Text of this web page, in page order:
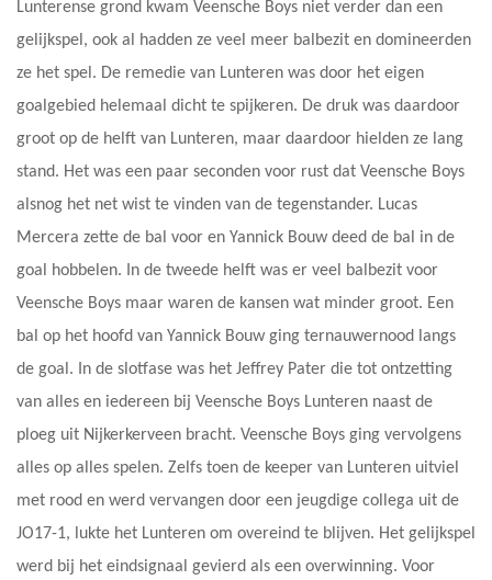
Lunterense grond kwam Veensche Boys niet verder dan een
gelijkspel, ook al hadden ze veel meer balbezit en domineerden
ze het spel. De remedie van Lunteren was door het eigen
goalgebied helemaal dicht te spijkeren. De druk was daardoor
groot op de helft van Lunteren, maar daardoor hielden ze lang
stand. Het was een paar seconden voor rust dat Veensche Boys
alsnog het net wist te vinden van de tegenstander. Lucas
Mercera zette de bal voor en Yannick Bouw deed de bal in de
goal hobbelen. In de tweede helft was er veel balbezit voor
Veensche Boys maar waren de kansen wat minder groot. Een
bal op het hoofd van Yannick Bouw ging ternauwernood langs
de goal. In de slotfase was het Jeffrey Pater die tot ontzetting
van alles en iedereen bij Veensche Boys Lunteren naast de
ploeg uit Nijkerkerveen bracht. Veensche Boys ging vervolgens
alles op alles spelen. Zelfs toen de keeper van Lunteren uitviel
met rood en werd vervangen door een jeugdige collega uit de
JO17-1, lukte het Lunteren om overeind te blijven. Het gelijkspel
werd bij het eindsignaal gevierd als een overwinning. Voor